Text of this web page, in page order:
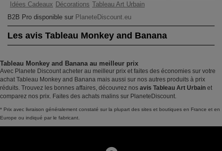
Idées Cadeaux Décorations Tableau Art Urbain
B2B Pro disponible sur PlaneteDiscount.eu
Les avis Tableau Monkey and Banana
Tableau Monkey and Banana au meilleur prix
Avec Planete Discount acheter au meilleur prix et faites des économies sur votre
achat Tableau Monkey and Banana mais aussi sur nos autres produits à prix
réduits. Trouvez les bonnes affaires, découvrez nos avis Tableau Art Urbain et
comparez nos prix. Faites des achats malins sur PlaneteDiscount.
* Prix avec livraison généralement constaté sur la plupart des sites et boutiques en France et en
Europe ou indiqué par le fabricant.